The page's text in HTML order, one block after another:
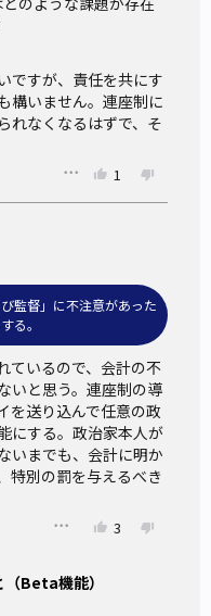
ですが、責任を共にす
構いません。連座制に
れなくなるはずで、そ
1
監督」に不注意があった
る。
ているので、会計の不
いと思う。連座制の導
を送り込んで任意の政
にする。政治家本人が
いまでも、会計に明か
特別の罰を与えるべき
3
Beta機能）